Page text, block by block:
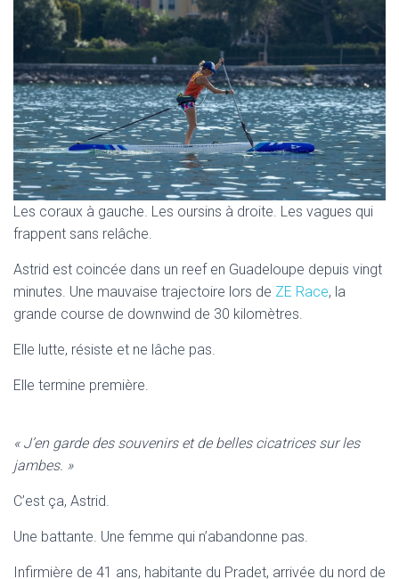
Les coraux à gauche. Les oursins à droite. Les vagues qui
frappent sans relâche.
Astrid est coincée dans un reef en Guadeloupe depuis vingt
minutes. Une mauvaise trajectoire lors de ZE Race, la
grande course de downwind de 30 kilomètres.
Elle lutte, résiste et ne lâche pas.
Elle termine première.
« J’en garde des souvenirs et de belles cicatrices sur les
jambes. »
C’est ça, Astrid.
Une battante. Une femme qui n’abandonne pas.
Infirmière de 41 ans, habitante du Pradet, arrivée du nord de